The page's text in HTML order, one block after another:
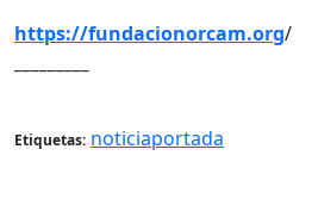
https://fundacionorcam.org/
Etiquetas: noticiaportada